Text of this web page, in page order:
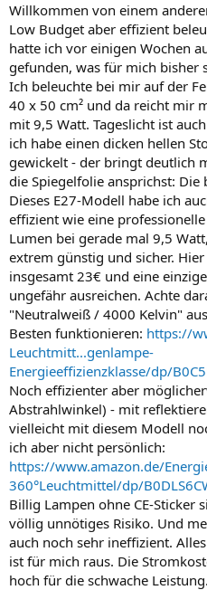
:
Willkommen von einem
Low Budget aber effizient
hatte ich vor einigen Wochen
gefunden, was für mich bisher
Ich beleuchte bei mir auf der
40 x 50 cm² und da reicht mir
mit 9,5 Watt. Tageslicht ist
ich habe einen dicken hellen
gewickelt - der bringt deutlich
die Spiegelfolie ansprichst:
Dieses E27-Modell habe ich
effizient wie eine
Lumen bei gerade mal 9,5
extrem günstig und sicher.
insgesamt 23€ und eine
ungefähr ausreichen. Achte
"Neutralweiß / 4000 Kelvin"
Besten funktionieren: https://
Leuchtmitt...genlampe-
Energieeffizienzklasse/dp/
Noch effizienter aber
Abstrahlwinkel) - mit
vielleicht mit diesem Modell
ich aber nicht persönlich:
https://www.amazon.de/
360°Leuchtmittel/dp/
Billig Lampen ohne CE-Sticker
völlig unnötiges Risiko. Und
auch noch sehr ineffizient.
ist für mich raus. Die
hoch für die schwache Leistung.